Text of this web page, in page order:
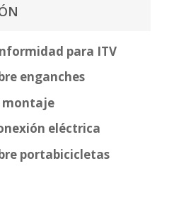
para ITV
enganches
montaje
eléctrica
portabicicletas